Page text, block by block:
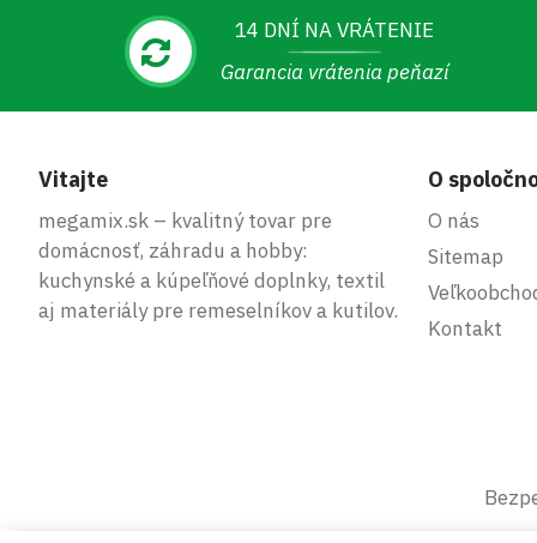
14 DNÍ NA VRÁTENIE
Garancia vrátenia peňazí
Vitajte
megamix.sk – kvalitný tovar pre
domácnosť, záhradu a hobby:
kuchynské a kúpeľňové doplnky, textil
aj materiály pre remeselníkov a kutilov.
O
O nás
Sitemap
Kontakt